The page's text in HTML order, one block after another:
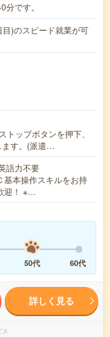
です。
)のスピード就業が可
ップボタンを押下、
ます。(派遣…
語力不要
基本操作スキルをお持
迎！ ※…
50代 60代
詳しく見る
ス